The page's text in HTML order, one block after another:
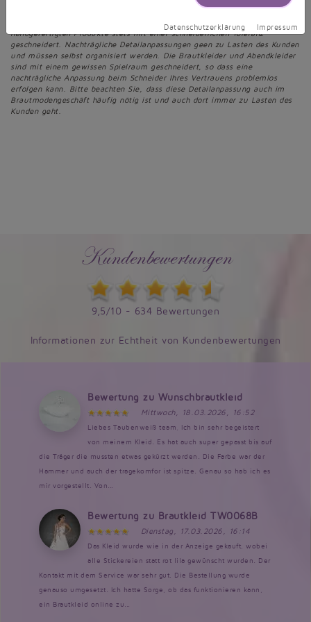
kleine Änderungen vorgenommen werden. Zudem werden die
handgefertigten Produkte stets mit einer schneiderlichen Toleranz
geschneidert. Nachträgliche Detailanpassungen geen zu Lasten des Kunden
und müssen selbst organisiert werden. Die Brautkleider und Abendkleider
sind mit einem gewissen Spielraum geschneidert, so dass eine
nachträgliche Anpassung beim Schneider Ihres Vertrauens problemlos
erfolgen kann. Bitte beachten Sie, dass diese Detailanpassung auch im
Brautmodengeschäft häufig nötig ist und auch dort immer zu Lasten des
Kunden geht.
Kundenbewertungen
9,5/10 - 634 Bewertungen
Informationen zur Echtheit von Kundenbewertungen
Bewertung zu Wunschbrautkleid
Mittwoch, 18.03.2026, 16:52
Liebes Taubenweiß team, Ich bin sehr begeistert
von meinem Kleid. Es hat auch super gepasst bis auf
die Träger die mussten etwas gekürzt werden. Die Farbe war der
Hammer und auch der tragekomfor ist spitze. Genau so hab ich es
mir vorgestellt. Von...
Bewertung zu Brautkleid TW0068B
Dienstag, 17.03.2026, 16:14
Das Kleid wurde wie in der Anzeige gekauft, wobei
alle Stickereien statt rot lila gewünscht wurden. Der
Kontakt mit dem Service war sehr gut. Die Bestellung wurde
genauso umgesetzt. Ich hatte Sorge, ob das funktionieren kann,
ein Brautkleid online zu...
Datenschutzerklärung Impressum